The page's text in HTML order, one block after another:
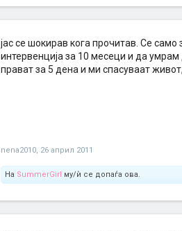
јас се шокирав кога прочитав. Се
интервенција за 10 месеци и да
прават за 5 дена и ми спасуваат
nena2010, 26 април 2011
На SummerGirl му/ѝ се допаѓа ова.